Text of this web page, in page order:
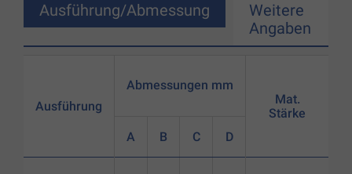
Ausführung/Abmessung
Weitere
Angaben
Ausführung
Abmessungen mm
A B C D
Mat.
Stärke